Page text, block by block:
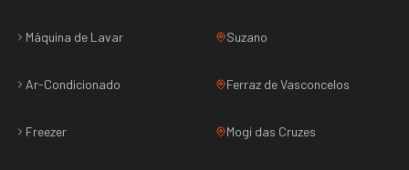
Máquina de Lavar
Ar-Condicionado
Freezer
Suzano
Ferraz de Vasconcelos
Mogi das Cruzes